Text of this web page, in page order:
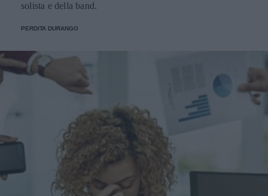
solista e della band.
PERDITA DURANGO